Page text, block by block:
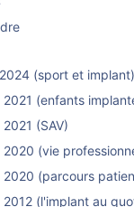
(sport et implant)
2021 (enfants
(SAV)
2020 (vie
2020 (parcours
2012 (l'implant au